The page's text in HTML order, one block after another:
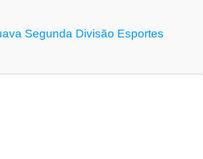
Segunda Divisão Esportes